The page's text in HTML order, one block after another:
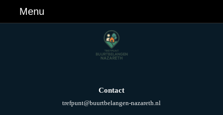
Menu
Contact
trefpunt@buurtbelangen-nazareth.nl